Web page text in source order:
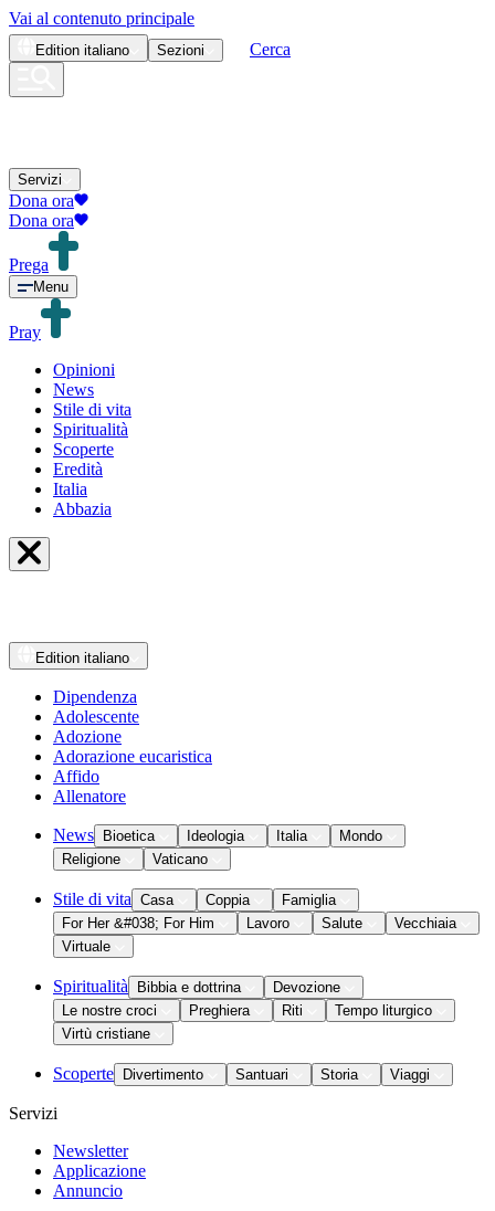
Vai al contenuto principale
Edition italiano Sezioni Cerca
Servizi
Dona ora
Dona ora
Prega
Menu
Pray
Opinioni
News
Stile di vita
Spiritualità
Scoperte
Eredità
Italia
Abbazia
Edition italiano
Dipendenza
Adolescente
Adozione
Adorazione eucaristica
Affido
Allenatore
News Bioetica Ideologia Italia
Mondo
Religione
Vaticano
Stile di vita Casa Coppia
Famiglia
For Her &#038; For Him
Lavoro Salute
Vecchiaia
Virtuale
Spiritualità Bibbia e dottrina
Devozione
Le nostre croci
Preghiera Riti
Tempo liturgico
Virtù cristiane
Scoperte Divertimento Santuari Storia Viaggi
Servizi
Newsletter
Applicazione
Annuncio